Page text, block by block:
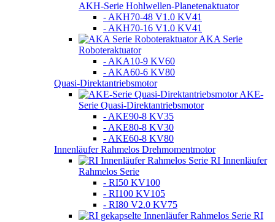
AKH-Serie Hohlwellen-Planetenaktuator
- AKH70-48 V1.0 KV41
- AKH70-16 V1.0 KV41
AKA Serie
Roboteraktuator
- AKA10-9 KV60
- AKA60-6 KV80
Quasi-Direktantriebsmotor
AKE-
Serie Quasi-Direktantriebsmotor
- AKE90-8 KV35
- AKE80-8 KV30
- AKE60-8 KV80
Innenläufer Rahmelos Drehmomentmotor
RI Innenläufer
Rahmelos Serie
- RI50 KV100
- RI100 KV105
- RI80 V2.0 KV75
RI